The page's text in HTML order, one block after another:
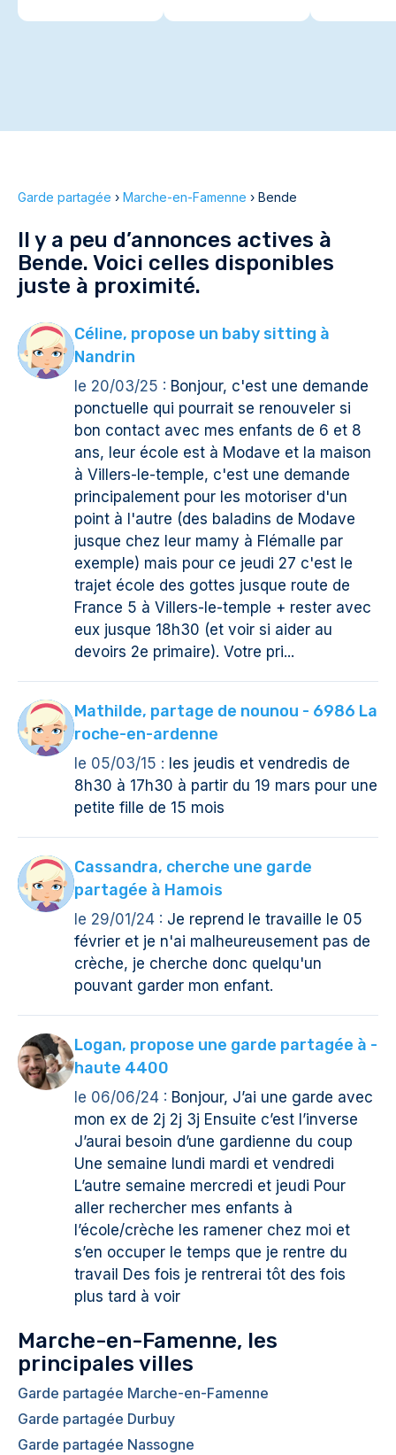
Garde partagée › Marche-en-Famenne › Bende
Il y a peu d’annonces actives à
Bende. Voici celles disponibles
juste à proximité.
Céline, propose un baby sitting à
Nandrin
le 20/03/25 : Bonjour, c'est une demande
ponctuelle qui pourrait se renouveler si
bon contact avec mes enfants de 6 et 8
ans, leur école est à Modave et la maison
à Villers-le-temple, c'est une demande
principalement pour les motoriser d'un
point à l'autre (des baladins de Modave
jusque chez leur mamy à Flémalle par
exemple) mais pour ce jeudi 27 c'est le
trajet école des gottes jusque route de
France 5 à Villers-le-temple + rester avec
eux jusque 18h30 (et voir si aider au
devoirs 2e primaire). Votre pri...
Mathilde, partage de nounou - 6986 La
roche-en-ardenne
le 05/03/15 : les jeudis et vendredis de
8h30 à 17h30 à partir du 19 mars pour une
petite fille de 15 mois
Cassandra, cherche une garde
partagée à Hamois
le 29/01/24 : Je reprend le travaille le 05
février et je n'ai malheureusement pas de
crèche, je cherche donc quelqu'un
pouvant garder mon enfant.
Logan, propose une garde partagée à -
haute 4400
le 06/06/24 : Bonjour, J’ai une garde avec
mon ex de 2j 2j 3j Ensuite c’est l’inverse
J’aurai besoin d’une gardienne du coup
Une semaine lundi mardi et vendredi
L’autre semaine mercredi et jeudi Pour
aller rechercher mes enfants à
l’école/crèche les ramener chez moi et
s’en occuper le temps que je rentre du
travail Des fois je rentrerai tôt des fois
plus tard à voir
Marche-en-Famenne, les
principales villes
Garde partagée Marche-en-Famenne
Garde partagée Durbuy
Garde partagée Nassogne